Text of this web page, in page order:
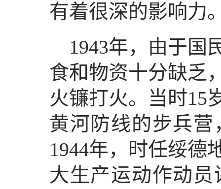
有着很深的影响力
1943年，由于国
食和物资十分缺乏
火镰打火。当时15
黄河防线的步兵
1944年，时任绥德
大生产运动作动